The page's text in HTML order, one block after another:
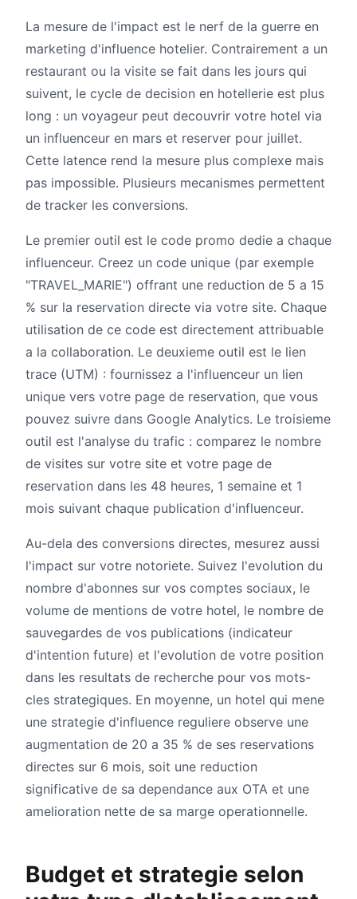
La mesure de l'impact est le nerf de la guerre en
marketing d'influence hotelier. Contrairement a un
restaurant ou la visite se fait dans les jours qui
suivent, le cycle de decision en hotellerie est plus
long : un voyageur peut decouvrir votre hotel via
un influenceur en mars et reserver pour juillet.
Cette latence rend la mesure plus complexe mais
pas impossible. Plusieurs mecanismes permettent
de tracker les conversions.
Le premier outil est le code promo dedie a chaque
influenceur. Creez un code unique (par exemple
"TRAVEL_MARIE") offrant une reduction de 5 a 15
% sur la reservation directe via votre site. Chaque
utilisation de ce code est directement attribuable
a la collaboration. Le deuxieme outil est le lien
trace (UTM) : fournissez a l'influenceur un lien
unique vers votre page de reservation, que vous
pouvez suivre dans Google Analytics. Le troisieme
outil est l'analyse du trafic : comparez le nombre
de visites sur votre site et votre page de
reservation dans les 48 heures, 1 semaine et 1
mois suivant chaque publication d'influenceur.
Au-dela des conversions directes, mesurez aussi
l'impact sur votre notoriete. Suivez l'evolution du
nombre d'abonnes sur vos comptes sociaux, le
volume de mentions de votre hotel, le nombre de
sauvegardes de vos publications (indicateur
d'intention future) et l'evolution de votre position
dans les resultats de recherche pour vos mots-
cles strategiques. En moyenne, un hotel qui mene
une strategie d'influence reguliere observe une
augmentation de 20 a 35 % de ses reservations
directes sur 6 mois, soit une reduction
significative de sa dependance aux OTA et une
amelioration nette de sa marge operationnelle.
Budget et strategie selon